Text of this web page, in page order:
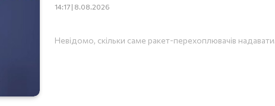
14:17 | 8.08.2026
Невідомо, скільки саме ракет-перехоплювачів